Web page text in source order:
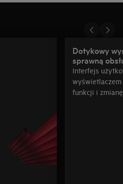
Dotykowy
sprawną
Interfejs
wyświetlaczem
funkcji i